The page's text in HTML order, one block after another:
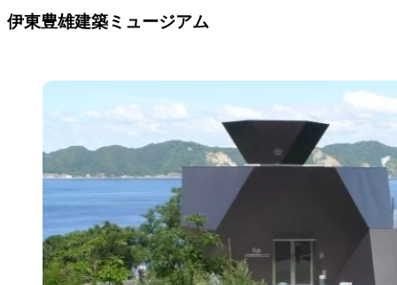
伊東豊雄建築ミュージアム